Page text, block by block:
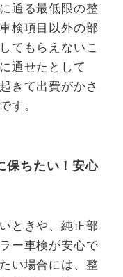
通る最低限の整
検項目以外の部
てもらえないこ
通せたとして
きて出費がかさ
す。
保ちたい！安心
ときや、純正部
ー車検が安心で
い場合には、整